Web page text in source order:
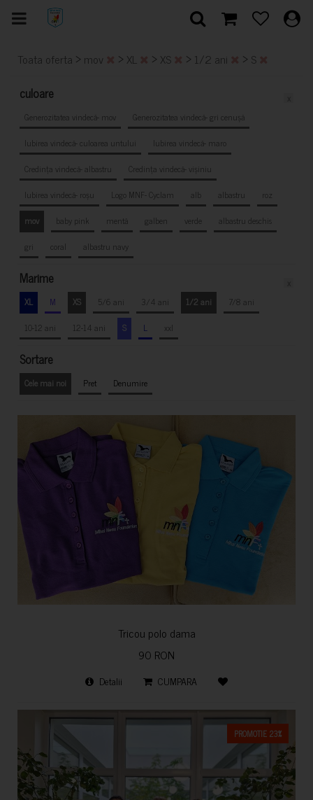
Toata oferta > mov > XL > XS > 1/2 ani > S
culoare
Generozitatea vindecă- mov
Generozitatea vindecă- gri cenușă
Iubirea vindecă- culoarea untului
Iubirea vindecă- maro
Credința vindecă- albastru
Credința vindecă- vișiniu
Iubirea vindecă- roșu
Logo MNF- Cyclam alb albastru
roz
mov
baby pink mentă galben verde
albastru deschis
gri
coral albastru navy
Marime
XL M XS 5/6 ani 3/4 ani 1/2 ani
7/8 ani
10-12 ani
12-14 ani S L xxl
Sortare
Cele mai noi Pret Denumire
Tricou polo dama
90 RON
Detalii CUMPARA
PROMOTIE 23%